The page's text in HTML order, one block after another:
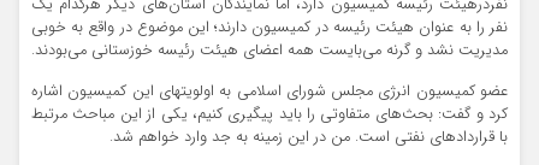
نفردرهیئت رئیسه کمیسیون دارد، اما نمایندگان استان‌های دیگر هرکدام یک
نفر را به عنوان هیئت رئیسه در کمیسیون دارند؛ این موضوع در واقع به خوبی
مدیریت نشد و گرنه می‌بایست همه اعضای هیئت رئیسه خوزستانی می‌بودند.
عضو کمیسیون انرژی مجلس شورای اسلامی به اولویتهای این کمیسیون اشاره
کرد و گفت: بحث‌های متفاوتی را باید پیگیری کنیم، یکی از این مباحث مرتبط
با قراردادهای نفتی است. من در این زمینه به جد وارد خواهم شد.